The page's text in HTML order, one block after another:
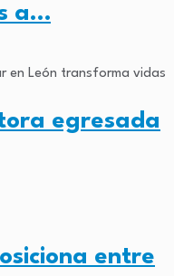
a…
egresada
entre